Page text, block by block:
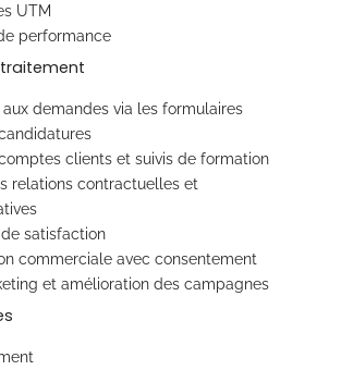
UTM
performance
aux demandes via les formulaires
clients et suivis de formation
relations contractuelles et
satisfaction
commerciale avec consentement
et amélioration des campagnes